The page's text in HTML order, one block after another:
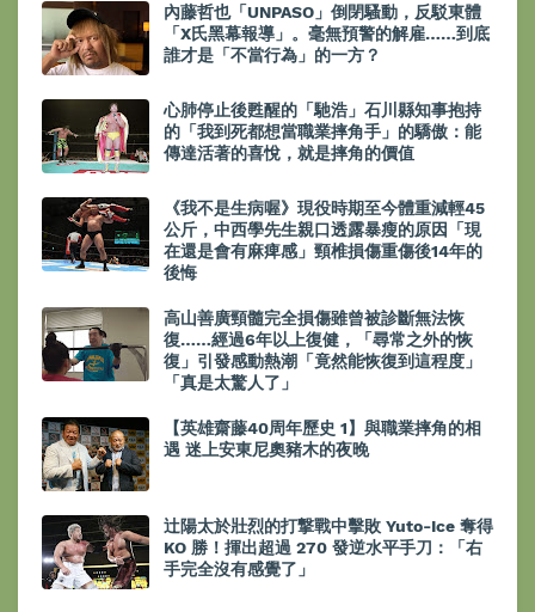
內藤哲也「UNPASO」倒閉騷動，反駁東體
「X氏黑幕報導」。毫無預警的解雇……到底
誰才是「不當行為」的一方？
心肺停止後甦醒的「馳浩」石川縣知事抱持
的「我到死都想當職業摔角手」的驕傲：能
傳達活著的喜悅，就是摔角的價值
《我不是生病喔》現役時期至今體重減輕45
公斤，中西學先生親口透露暴瘦的原因「現
在還是會有麻痺感」頸椎損傷重傷後14年的
後悔
高山善廣頸髓完全損傷雖曾被診斷無法恢
復……經過6年以上復健，「尋常之外的恢
復」引發感動熱潮「竟然能恢復到這程度」
「真是太驚人了」
【英雄齋藤40周年歷史 1】與職業摔角的相
遇 迷上安東尼奧豬木的夜晚
辻陽太於壯烈的打撃戰中擊敗 Yuto-Ice 奪得
KO 勝！揮出超過 270 發逆水平手刀：「右
手完全沒有感覺了」